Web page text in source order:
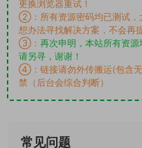
更换浏览器重试！
②：所有资源密码均已测试，
想办法寻找解决方案，不会再
③： 再次申明，本站所有资
请另寻，谢谢！
④：链接请勿外传搬运(包含
禁（后台会综合判断）
常见问题